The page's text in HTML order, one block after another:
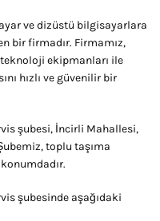
ve dizüstü bilgisayarlara
bir firmadır. Firmamız,
ekipmanları ile
hızlı ve güvenilir bir
şubesi, İncirli Mahallesi,
toplu taşıma
şubesinde aşağıdaki